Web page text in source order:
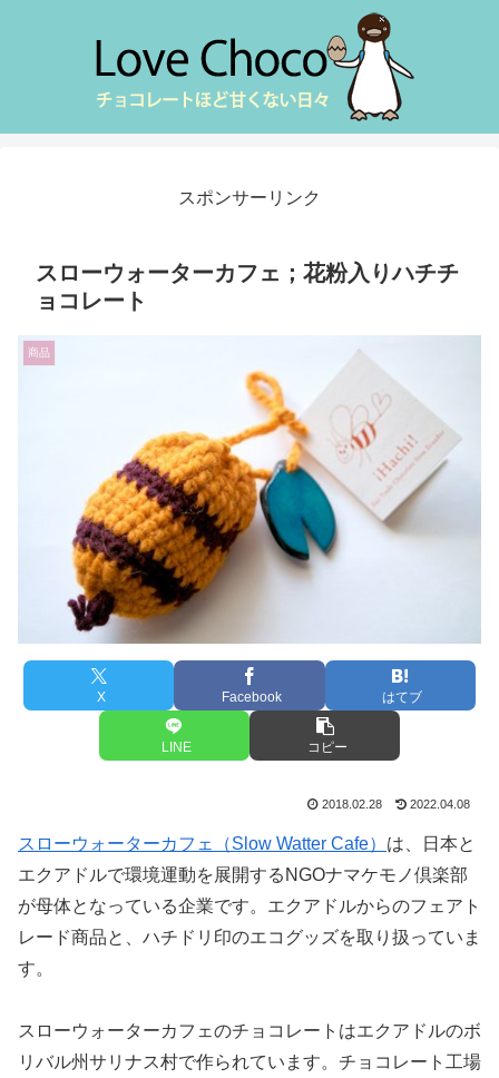
スポンサーリンク
スローウォーターカフェ；花粉入りハチチ
ョコレート
商品
X Facebook はてブ
LINE コピー
2018.02.28 2022.04.08
スローウォーターカフェ（Slow Watter Cafe） は、日本と
エクアドルで環境運動を展開するNGOナマケモノ倶楽部
が母体となっている企業です。エクアドルからのフェアト
レード商品と、ハチドリ印のエコグッズを取り扱っていま
す。
スローウォーターカフェのチョコレートはエクアドルのボ
リバル州サリナス村で作られています。チョコレート工場